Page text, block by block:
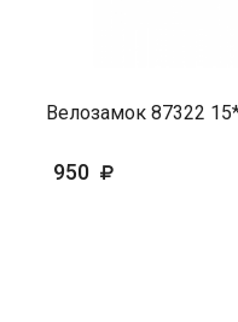
Велозамок 87322
950